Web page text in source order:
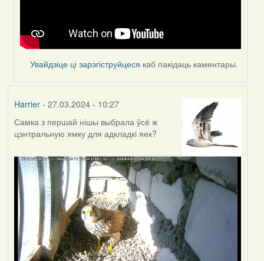
Увайдзіце цізарэгіструйцеся каб пакідаць каментары.
Harrier- 27.03.2024 - 10:27
Самка з першай нішы выбрала ўсё ж
цэнтральную ямку для адкладкі яек?